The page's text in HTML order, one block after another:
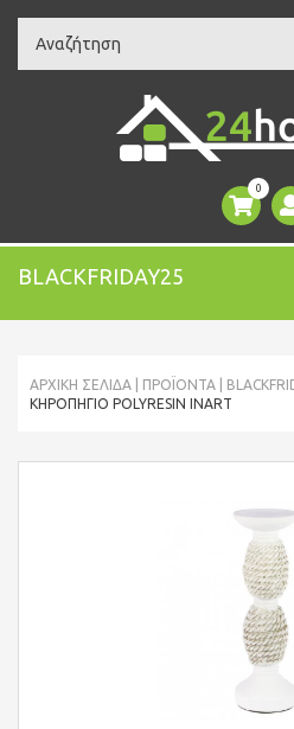
Search
0
BLACKFRIDAY25
ΑΡΧΙΚΉ ΣΕΛΊΔΑ ΠΡΟΪΌΝΤΑ
ΚΗΡΟΠΉΓΙΟ POLYRESIN INART